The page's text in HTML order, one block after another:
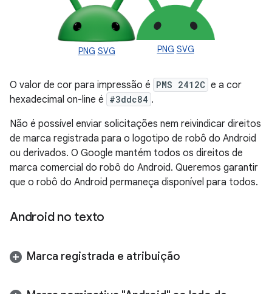
PNG SVG PNG SVG
O valor de cor para impressão é PMS 2412C e a cor
hexadecimal on-line é #3ddc84 .
Não é possível enviar solicitações nem reivindicar direitos
de marca registrada para o logotipo de robô do Android
ou derivados. O Google mantém todos os direitos de
marca comercial do robô do Android. Queremos garantir
que o robô do Android permaneça disponível para todos.
Android no texto
Marca registrada e atribuição